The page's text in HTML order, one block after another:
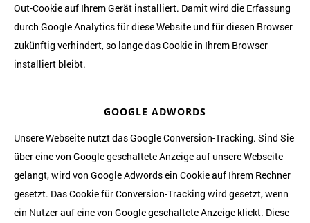
Out-Cookie auf Ihrem Gerät installiert. Damit wird die Erfassung
durch Google Analytics für diese Website und für diesen Browser
zukünftig verhindert, so lange das Cookie in Ihrem Browser
installiert bleibt.
GOOGLE ADWORDS
Unsere Webseite nutzt das Google Conversion-Tracking. Sind Sie
über eine von Google geschaltete Anzeige auf unsere Webseite
gelangt, wird von Google Adwords ein Cookie auf Ihrem Rechner
gesetzt. Das Cookie für Conversion-Tracking wird gesetzt, wenn
ein Nutzer auf eine von Google geschaltete Anzeige klickt. Diese